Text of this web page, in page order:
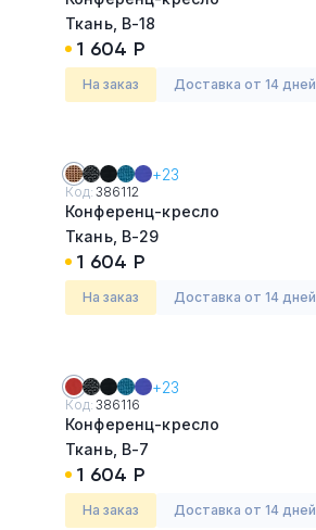
Ткань, В-18
1 604 Р
На заказ Доставка от 14 дней
+23
Код:386112
Конференц-кресло
Ткань, В-29
1 604 Р
На заказ Доставка от 14 дней
+23
Код:386116
Конференц-кресло
Ткань, В-7
1 604 Р
На заказ Доставка от 14 дней